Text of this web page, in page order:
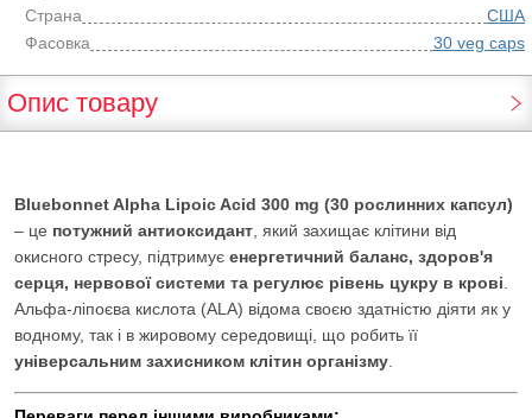
Страна
США
Фасовка
30 veg caps
Опис товару
Bluebonnet Alpha Lipoic Acid 300 mg (30 рослинних капсул)
– це потужний антиоксидант, який захищає клітини від
окисного стресу, підтримує енергетичний баланс, здоров'я
серця, нервової системи та регулює рівень цукру в крові.
Альфа-ліпоєва кислота (ALA) відома своєю здатністю діяти як у
водному, так і в жировому середовищі, що робить її
універсальним захисником клітин організму.